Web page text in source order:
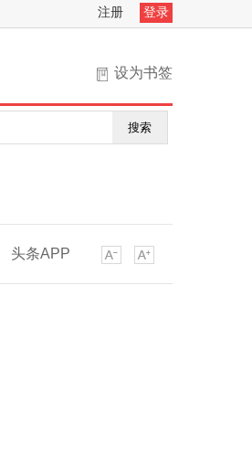
注册 登录
设为书签
搜索
头条APP